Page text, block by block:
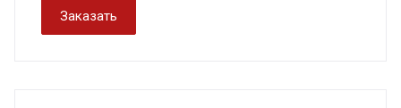
Заказать